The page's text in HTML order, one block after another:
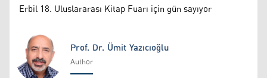
Erbil 18. Uluslararası Kitap Fuarı için gün sayıyor
Prof. Dr. Ümit Yazıcıoğlu
Author